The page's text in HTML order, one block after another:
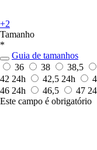
+2
Tamanho
*
Guia de tamanhos
36
38 38,5
42 24h 42,5 24h
46 24h 46,5 47
Este campo é obrigatório